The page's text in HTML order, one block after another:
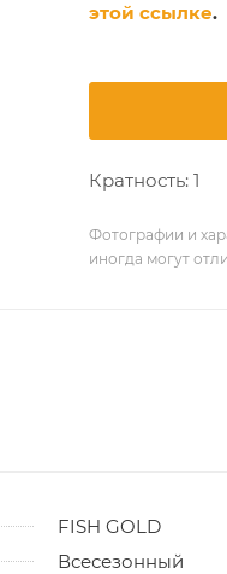
этой ссылке.
Кратность: 1
Фотографии и
иногда могут
FISH GOLD
Всесезонный